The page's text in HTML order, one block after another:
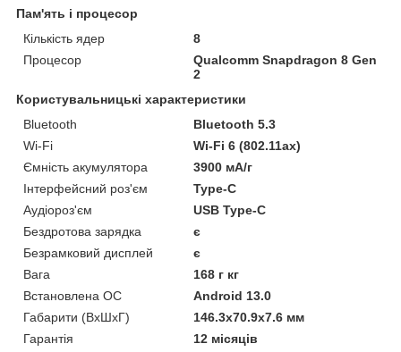
Пам'ять і процесор
Кількість ядер
8
Процесор
Qualcomm Snapdragon 8 Gen
2
Користувальницькі характеристики
Bluetooth
Bluetooth 5.3
Wi-Fi
Wi-Fi 6 (802.11ax)
Ємність акумулятора
3900 мА/г
Інтерфейсний роз'єм
Type-C
Аудіороз'єм
USB Type-C
Бездротова зарядка
є
Безрамковий дисплей
є
Вага
168 г кг
Встановлена ОС
Android 13.0
Габарити (ВхШхГ)
146.3x70.9x7.6 мм
Гарантія
12 місяців